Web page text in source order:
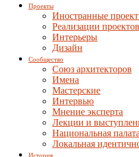
Проекты
Иностранные
Реализации проектов
Интерьеры
Дизайн
Сообщество
Союз архитекторов
Имена
Мастерские
Интервью
Мнение эксперта
Лекции и
Национальная
Локальная
История